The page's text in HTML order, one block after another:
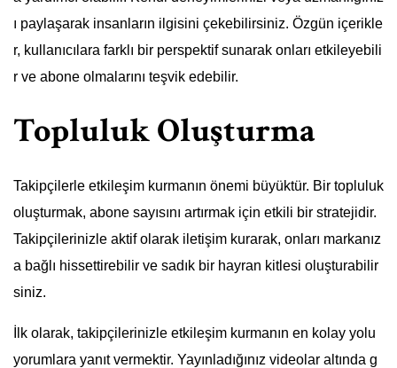
ı paylaşarak insanların ilgisini çekebilirsiniz. Özgün içerikle
r, kullanıcılara farklı bir perspektif sunarak onları etkileyebili
r ve abone olmalarını teşvik edebilir.
Topluluk Oluşturma
Takipçilerle etkileşim kurmanın önemi büyüktür. Bir topluluk
oluşturmak, abone sayısını artırmak için etkili bir stratejidir.
Takipçilerinizle aktif olarak iletişim kurarak, onları markanız
a bağlı hissettirebilir ve sadık bir hayran kitlesi oluşturabilir
siniz.
İlk olarak, takipçilerinizle etkileşim kurmanın en kolay yolu
yorumlara yanıt vermektir. Yayınladığınız videolar altında g